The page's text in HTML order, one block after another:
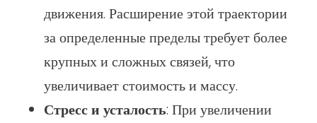
движения. Расширение этой траектории
за определенные пределы требует более
крупных и сложных связей, что
увеличивает стоимость и массу.
Стресс и усталость: При увеличении